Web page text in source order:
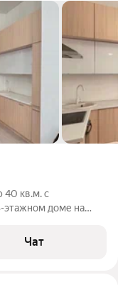
40 кв.м. с
этажном доме на
Чат